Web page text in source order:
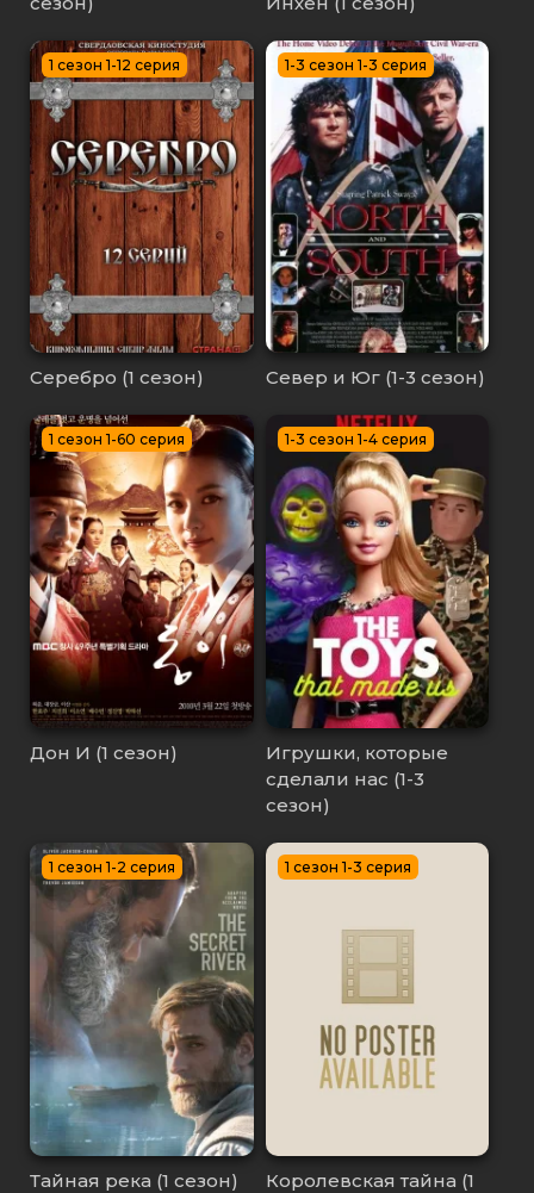
1 сезон 1-12 серия
Серебро (1 сезон)
1-3 сезон 1-3 серия
Север и Юг (1-3 сезон)
1 сезон 1-60 серия
Дон И (1 сезон)
1-3 сезон 1-4 серия
Игрушки, которые
сделали нас (1-3
сезон)
1 сезон 1-2 серия
Тайная река (1 сезон)
1 сезон 1-3 серия
Королевская тайна (1